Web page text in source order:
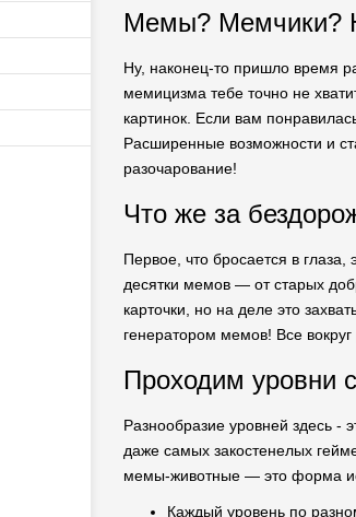
Мемы? Мемчики?
Ну, наконец-то пришло время
мемицизма тебе точно не
картинок. Если вам
Расширенные возможности и
разочарование!
Что же за
Первое, что бросается в
десятки мемов — от старых
карточки, но на деле это
генератором мемов! Все
Проходим уровни
Разнообразие уровней здесь -
даже самых закостенелых
мемы-животные — это форма
Каждый уровень по